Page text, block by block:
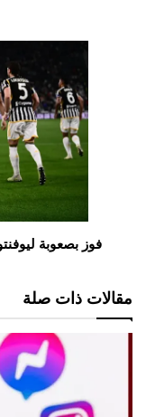
فوز بصعوبة
مقالات ذات صلة